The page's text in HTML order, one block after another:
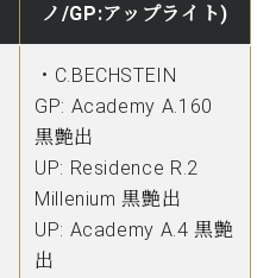
ノ/GP:アップライト)
・C.BECHSTEIN
GP: Academy A.160
黒艶出
UP: Residence R.2
Millenium 黒艶出
UP: Academy A.4 黒艶
出